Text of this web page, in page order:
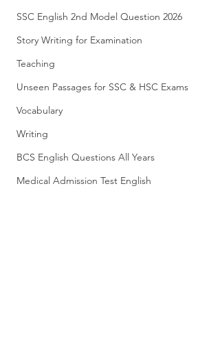
SSC English 2nd Model Question 2026
Story Writing for Examination
Teaching
Unseen Passages for SSC & HSC Exams
Vocabulary
Writing
BCS English Questions All Years
Medical Admission Test English